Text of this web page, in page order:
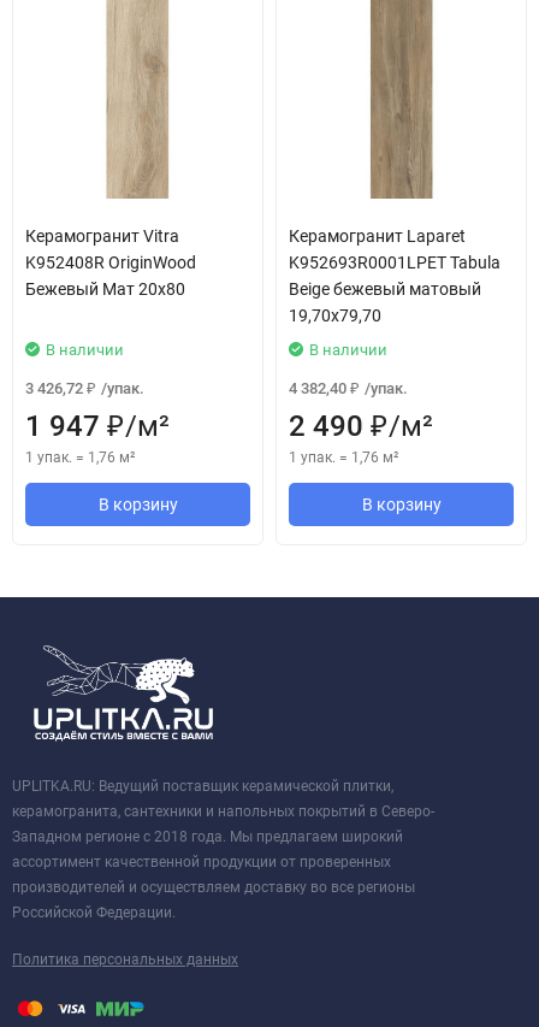
Керамогранит Vitra
K952408R OriginWood
Бежевый Мат 20х80
В наличии
3 426,72 ₽ /упак.
1 947 ₽/м²
1 упак. = 1,76 м²
В корзину
Керамогранит Laparet
K952693R0001LPET Tabula
Beige бежевый матовый
19,70x79,70
В наличии
4 382,40 ₽ /упак.
2 490 ₽/м²
1 упак. = 1,76 м²
В корзину
UPLITKA.RU: Ведущий поставщик керамической плитки,
керамогранита, сантехники и напольных покрытий в Северо-
Западном регионе с 2018 года. Мы предлагаем широкий
ассортимент качественной продукции от проверенных
производителей и осуществляем доставку во все регионы
Российской Федерации.
Политика персональных данных